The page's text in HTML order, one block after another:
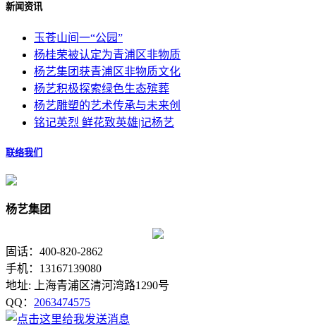
新闻资讯
玉苍山间一“公园”
杨桂荣被认定为青浦区非物质
杨艺集团获青浦区非物质文化
杨艺积极探索绿色生态殡葬
杨艺雕塑的艺术传承与未来创
铭记英烈 鲜花致英雄|记杨艺
联络我们
杨艺集团
固话：400-820-2862
手机：13167139080
地址: 上海青浦区清河湾路1290号
QQ： 2063474575